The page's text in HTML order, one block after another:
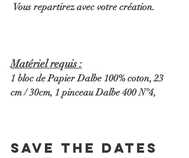
Vous repartirez avec votre création.
Matériel requis :
1 bloc de Papier Dalbe 100% coton, 23
cm / 30cm, 1 pinceau Dalbe 400 N°4,
Save the dates